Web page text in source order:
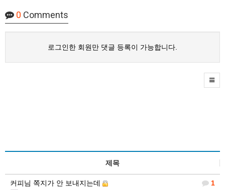
0 Comments
로그인한 회원만 댓글 등록이 가능합니다.
제목
1
커피님 쪽지가 안 보내지는데